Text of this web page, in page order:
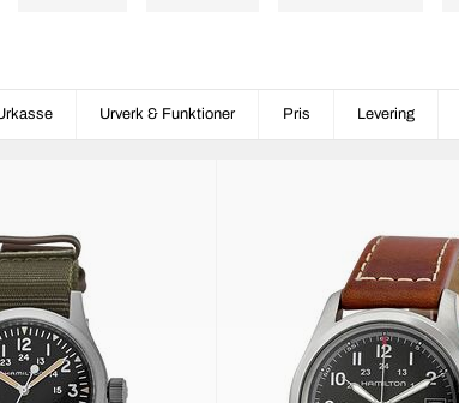
Urverk & Funktioner Pris Levering